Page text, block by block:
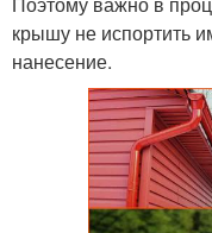
крышу не испортить
нанесение.